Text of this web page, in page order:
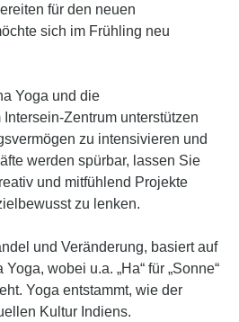
für den neuen
sich im Frühling neu
Yoga und die
Zentrum unterstützen
zu intensivieren und
werden spürbar, lassen Sie
und mitfühlend Projekte
zu lenken.
und Veränderung, basiert auf
wobei u.a. „Ha“ für „Sonne“
Yoga entstammt, wie der
Kultur Indiens.